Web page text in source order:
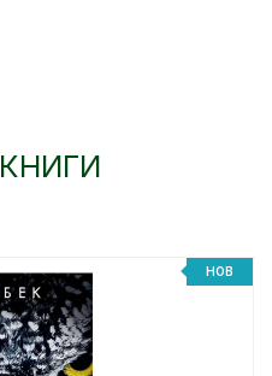
КНИГИ
НОВ